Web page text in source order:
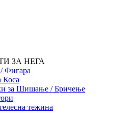
ЗА НЕГА
Фигара
Коса
за Шишање / Бричење
тежина